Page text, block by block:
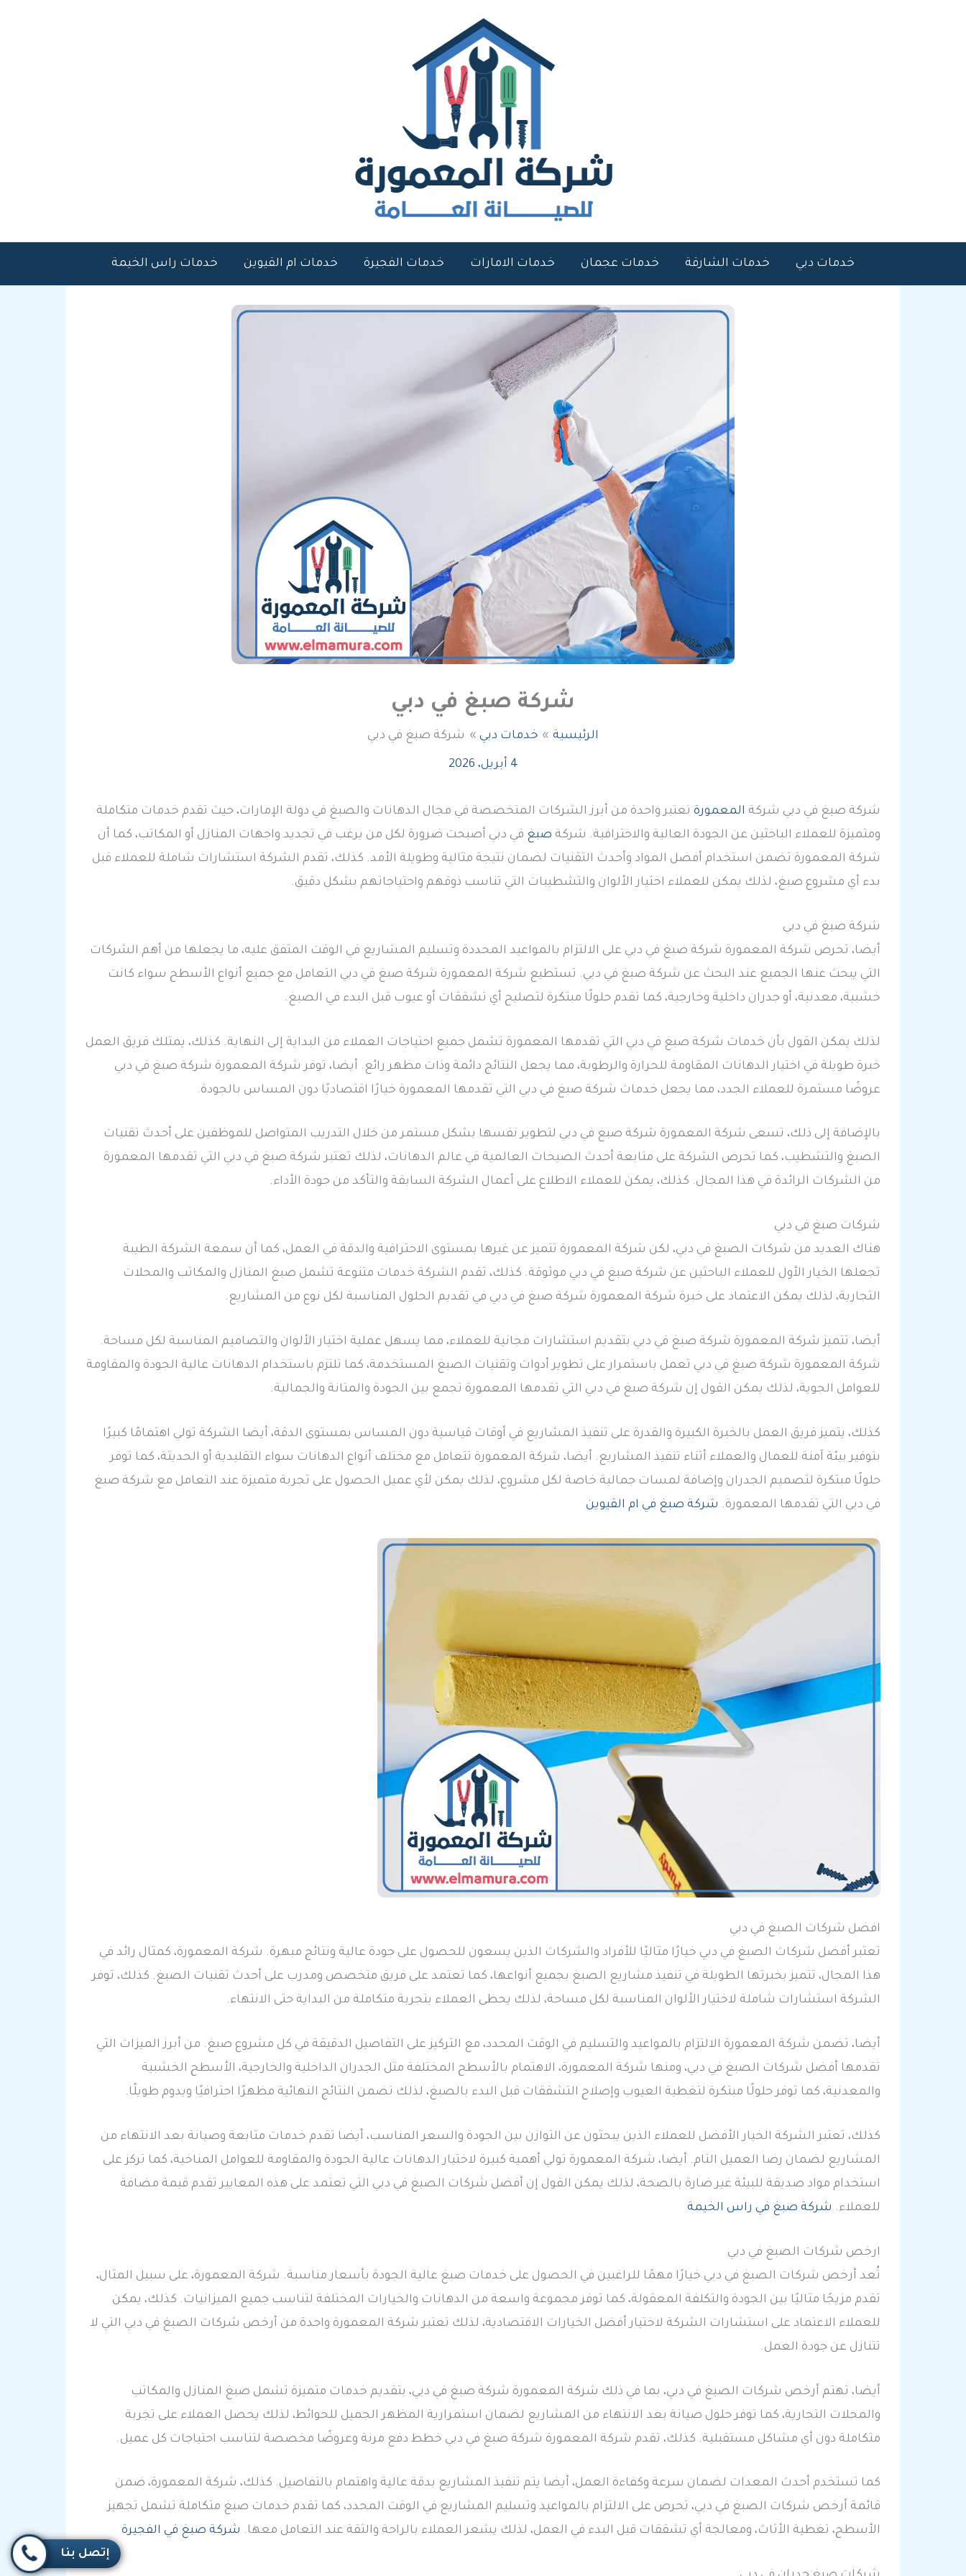
خدمات دبي خدمات الشارقة خدمات عجمان خدمات الامارات خدمات الفجيرة خدمات ام القيوين خدمات راس الخيمة
شركة صبغ في دبي
الرئيسية خدمات دبي شركة صبغ في دبي
4 أبريل، 2026
شركة صبغ في دبي شركة المعمورة تعتبر واحدة من أبرز الشركات المتخصصة في مجال الدهانات والصبغ في دولة الإمارات، حيث تقدم خدمات متكاملة
ومتميزة للعملاء الباحثين عن الجودة العالية والاحترافية. شركة صبغ في دبي أصبحت ضرورة لكل من يرغب في تجديد واجهات المنازل أو المكاتب، كما أن
شركة المعمورة تضمن استخدام أفضل المواد وأحدث التقنيات لضمان نتيجة مثالية وطويلة الأمد. كذلك، تقدم الشركة استشارات شاملة للعملاء قبل
بدء أي مشروع صبغ، لذلك يمكن للعملاء اختيار الألوان والتشطيبات التي تناسب ذوقهم واحتياجاتهم بشكل دقيق.
شركة صبغ في دبي
أيضا، تحرص شركة المعمورة شركة صبغ في دبي على الالتزام بالمواعيد المحددة وتسليم المشاريع في الوقت المتفق عليه، ما يجعلها من أهم الشركات
التي يبحث عنها الجميع عند البحث عن شركة صبغ في دبي. تستطيع شركة المعمورة شركة صبغ في دبي التعامل مع جميع أنواع الأسطح سواء كانت
خشبية، معدنية، أو جدران داخلية وخارجية، كما تقدم حلولًا مبتكرة لتصليح أي تشققات أو عيوب قبل البدء في الصبغ.
لذلك يمكن القول بأن خدمات شركة صبغ في دبي التي تقدمها المعمورة تشمل جميع احتياجات العملاء من البداية إلى النهاية. كذلك، يمتلك فريق العمل
خبرة طويلة في اختيار الدهانات المقاومة للحرارة والرطوبة، مما يجعل النتائج دائمة وذات مظهر رائع. أيضا، توفر شركة المعمورة شركة صبغ في دبي
عروضًا مستمرة للعملاء الجدد، مما يجعل خدمات شركة صبغ في دبي التي تقدمها المعمورة خيارًا اقتصاديًا دون المساس بالجودة.
بالإضافة إلى ذلك، تسعى شركة المعمورة شركة صبغ في دبي لتطوير نفسها بشكل مستمر من خلال التدريب المتواصل للموظفين على أحدث تقنيات
الصبغ والتشطيب، كما تحرص الشركة على متابعة أحدث الصيحات العالمية في عالم الدهانات، لذلك تعتبر شركة صبغ في دبي التي تقدمها المعمورة
من الشركات الرائدة في هذا المجال. كذلك، يمكن للعملاء الاطلاع على أعمال الشركة السابقة والتأكد من جودة الأداء.
شركات صبغ في دبي
هناك العديد من شركات الصبغ في دبي، لكن شركة المعمورة تتميز عن غيرها بمستوى الاحترافية والدقة في العمل، كما أن سمعة الشركة الطيبة
تجعلها الخيار الأول للعملاء الباحثين عن شركة صبغ في دبي موثوقة. كذلك، تقدم الشركة خدمات متنوعة تشمل صبغ المنازل والمكاتب والمحلات
التجارية، لذلك يمكن الاعتماد على خبرة شركة المعمورة شركة صبغ في دبي في تقديم الحلول المناسبة لكل نوع من المشاريع.
أيضا، تتميز شركة المعمورة شركة صبغ في دبي بتقديم استشارات مجانية للعملاء، مما يسهل عملية اختيار الألوان والتصاميم المناسبة لكل مساحة.
شركة المعمورة شركة صبغ في دبي تعمل باستمرار على تطوير أدوات وتقنيات الصبغ المستخدمة، كما تلتزم باستخدام الدهانات عالية الجودة والمقاومة
للعوامل الجوية، لذلك يمكن القول إن شركة صبغ في دبي التي تقدمها المعمورة تجمع بين الجودة والمتانة والجمالية.
كذلك، يتميز فريق العمل بالخبرة الكبيرة والقدرة على تنفيذ المشاريع في أوقات قياسية دون المساس بمستوى الدقة، أيضا الشركة تولي اهتمامًا كبيرًا
بتوفير بيئة آمنة للعمال والعملاء أثناء تنفيذ المشاريع. أيضا، شركة المعمورة تتعامل مع مختلف أنواع الدهانات سواء التقليدية أو الحديثة، كما توفر
حلولًا مبتكرة لتصميم الجدران وإضافة لمسات جمالية خاصة لكل مشروع، لذلك يمكن لأي عميل الحصول على تجربة متميزة عند التعامل مع شركة صبغ
في دبي التي تقدمها المعمورة. شركة صبغ في ام القيوين
افضل شركات الصبغ في دبي
تعتبر أفضل شركات الصبغ في دبي خيارًا مثاليًا للأفراد والشركات الذين يسعون للحصول على جودة عالية ونتائج مبهرة. شركة المعمورة، كمثال رائد في
هذا المجال، تتميز بخبرتها الطويلة في تنفيذ مشاريع الصبغ بجميع أنواعها، كما تعتمد على فريق متخصص ومدرب على أحدث تقنيات الصبغ. كذلك، توفر
الشركة استشارات شاملة لاختيار الألوان المناسبة لكل مساحة، لذلك يحظى العملاء بتجربة متكاملة من البداية حتى الانتهاء.
أيضا، تضمن شركة المعمورة الالتزام بالمواعيد والتسليم في الوقت المحدد، مع التركيز على التفاصيل الدقيقة في كل مشروع صبغ. من أبرز الميزات التي
تقدمها أفضل شركات الصبغ في دبي، ومنها شركة المعمورة، الاهتمام بالأسطح المختلفة مثل الجدران الداخلية والخارجية، الأسطح الخشبية
والمعدنية، كما توفر حلولًا مبتكرة لتغطية العيوب وإصلاح التشققات قبل البدء بالصبغ، لذلك تضمن النتائج النهائية مظهرًا احترافيًا ويدوم طويلًا.
كذلك، تعتبر الشركة الخيار الأفضل للعملاء الذين يبحثون عن التوازن بين الجودة والسعر المناسب، أيضا تقدم خدمات متابعة وصيانة بعد الانتهاء من
المشاريع لضمان رضا العميل التام. أيضا، شركة المعمورة تولي أهمية كبيرة لاختيار الدهانات عالية الجودة والمقاومة للعوامل المناخية، كما تركز على
استخدام مواد صديقة للبيئة غير ضارة بالصحة، لذلك يمكن القول إن أفضل شركات الصبغ في دبي التي تعتمد على هذه المعايير تقدم قيمة مضافة
للعملاء. شركة صبغ في راس الخيمة
ارخص شركات الصبغ في دبي
تُعد أرخص شركات الصبغ في دبي خيارًا مهمًا للراغبين في الحصول على خدمات صبغ عالية الجودة بأسعار مناسبة. شركة المعمورة، على سبيل المثال،
تقدم مزيجًا مثاليًا بين الجودة والتكلفة المعقولة، كما توفر مجموعة واسعة من الدهانات والخيارات المختلفة لتناسب جميع الميزانيات. كذلك، يمكن
للعملاء الاعتماد على استشارات الشركة لاختيار أفضل الخيارات الاقتصادية، لذلك تعتبر شركة المعمورة واحدة من أرخص شركات الصبغ في دبي التي لا
تتنازل عن جودة العمل.
أيضا، تهتم أرخص شركات الصبغ في دبي، بما في ذلك شركة المعمورة شركة صبغ في دبي، بتقديم خدمات متميزة تشمل صبغ المنازل والمكاتب
والمحلات التجارية، كما توفر حلول صيانة بعد الانتهاء من المشاريع لضمان استمرارية المظهر الجميل للحوائط، لذلك يحصل العملاء على تجربة
متكاملة دون أي مشاكل مستقبلية. كذلك، تقدم شركة المعمورة شركة صبغ في دبي خطط دفع مرنة وعروضًا مخصصة لتناسب احتياجات كل عميل.
كما تستخدم أحدث المعدات لضمان سرعة وكفاءة العمل، أيضا يتم تنفيذ المشاريع بدقة عالية واهتمام بالتفاصيل. كذلك، شركة المعمورة، ضمن
قائمة أرخص شركات الصبغ في دبي، تحرص على الالتزام بالمواعيد وتسليم المشاريع في الوقت المحدد، كما تقدم خدمات صبغ متكاملة تشمل تجهيز
الأسطح، تغطية الأثاث، ومعالجة أي تشققات قبل البدء في العمل، لذلك يشعر العملاء بالراحة والثقة عند التعامل معها. شركة صبغ في الفجيرة
إتصل بنا